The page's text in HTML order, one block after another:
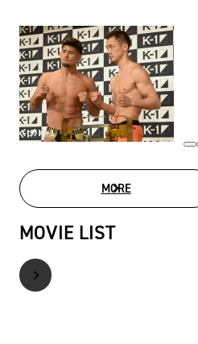
MOREPHOTO GALLERY
MOVIE LIST